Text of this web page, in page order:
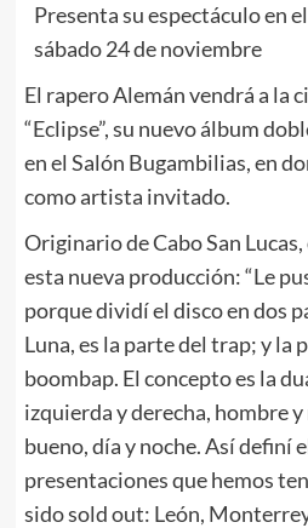
Presenta su espectáculo en
sábado 24 de noviembre
El rapero Alemán vendrá a la
“Eclipse”, su nuevo álbum
en el Salón Bugambilias, en
como artista invitado.
Originario de Cabo San
esta nueva producción: “Le
porque dividí el disco en dos
Luna, es la parte del trap; y la
boombap. El concepto es la
izquierda y derecha, hombre
bueno, día y noche. Así definí
presentaciones que hemos
sido sold out: León,